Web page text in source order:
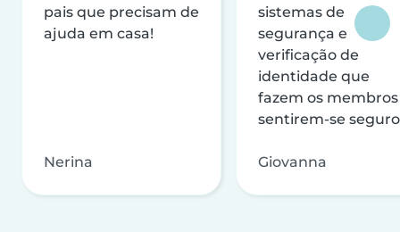
pais que precisam de
ajuda em casa!
Nerina
sistemas de
segurança e
verificação de
identidade que
fazem os membros
sentirem-se
Giovanna